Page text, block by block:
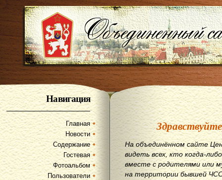
Навигация
Главная
Новости
Содержание
Гостевая
Фотоальбом
Пользователи
На объединённом сайте
видеть всех, кто когда-
вместе с родителями или
на территории бывшей